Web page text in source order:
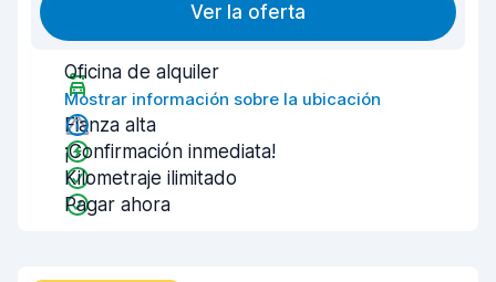
Ver la oferta
Oficina de alquiler
Mostrar información sobre la ubicación
Fianza alta
¡Confirmación inmediata!
Kilometraje ilimitado
Pagar ahora